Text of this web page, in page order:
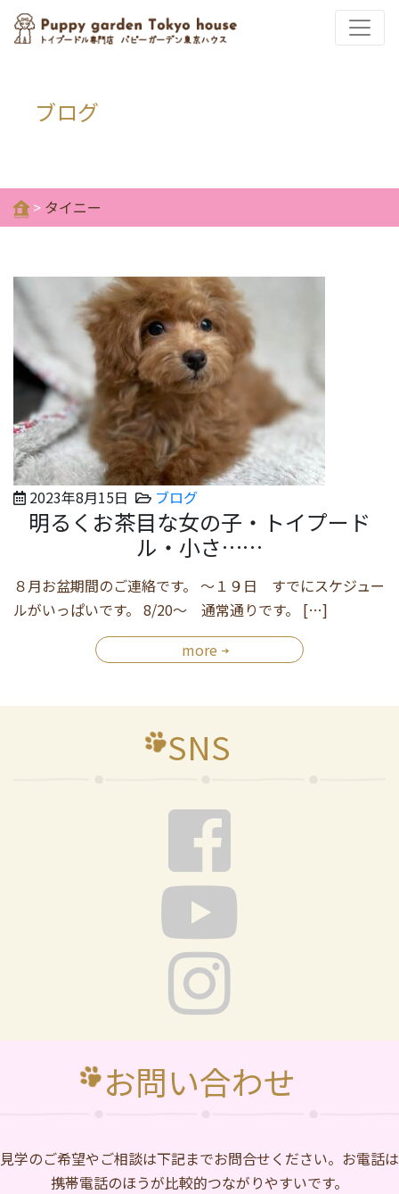
ブログ
> タイニー
2023年8月15日 ブログ
明るくお茶目な女の子・トイプード
ル・小さ……
８月お盆期間のご連絡です。 ～１９日 すでにスケジュー
ルがいっぱいです。 8/20～ 通常通りです。 […]
more
SNS
お問い合わせ
⾒学のご希望やご相談は下記までお問合せください。お電話は
携帯電話のほうが比較的つながりやすいです。